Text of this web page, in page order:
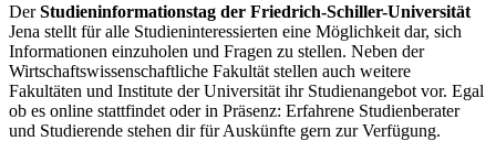
DerStudieninformationstag der Friedrich-Schiller-Universität
Jena stellt für alle Studieninteressierten eine Möglichkeit dar, sich
Informationen einzuholen und Fragen zu stellen. Neben der
Wirtschaftswissenschaftliche Fakultät stellen auch weitere
Fakultäten und Institute der Universität ihr Studienangebot vor. Egal
ob es online stattfindet oder in Präsenz: Erfahrene Studienberater
und Studierende stehen dir für Auskünfte gern zur Verfügung.